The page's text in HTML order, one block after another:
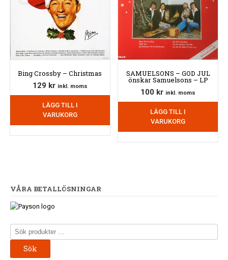
Bing Crossby – Christmas
129 kr inkl. moms
LÄGG TILL I
VARUKORG
SAMUELSONS – GOD JUL
önskar Samuelsons – LP
100 kr inkl. moms
LÄGG TILL I
VARUKORG
VÅRA BETALLÖSNINGAR
Sök
efter:
Sök